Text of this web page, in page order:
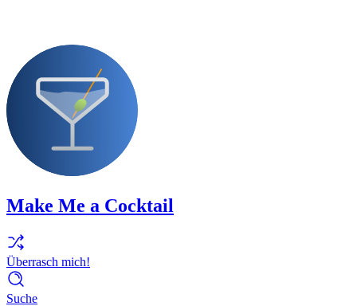
Make Me a Cocktail
Überrasch mich!
Suche